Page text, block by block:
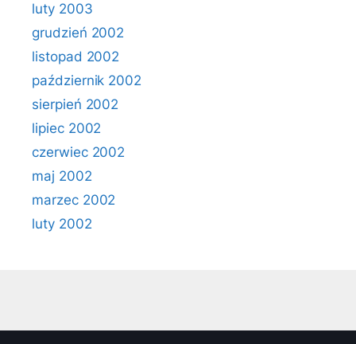
luty 2003
grudzień 2002
listopad 2002
październik 2002
sierpień 2002
lipiec 2002
czerwiec 2002
maj 2002
marzec 2002
luty 2002